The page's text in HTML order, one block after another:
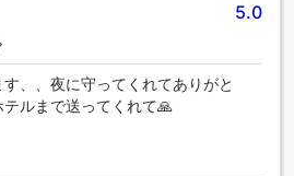
5.0
、、夜に守ってくれてありがと
ルまで送ってくれて🙏